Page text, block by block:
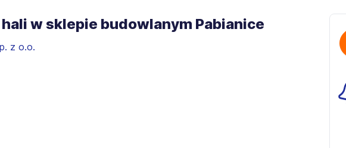
hali w sklepie budowlanym Pabianice
z o.o.